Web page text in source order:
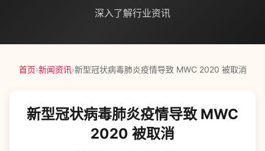
深入了解行业资讯
首页›新闻资讯›新型冠状病毒肺炎疫情导致 MWC 2020 被取消
新型冠状病毒肺炎疫情导致 MWC
2020 被取消